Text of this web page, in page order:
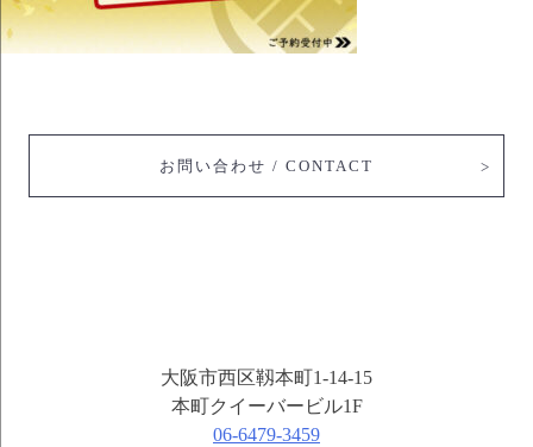
お問い合わせ / CONTACT
大阪市西区靱本町1-14-15
本町クイーバービル1F
06-6479-3459